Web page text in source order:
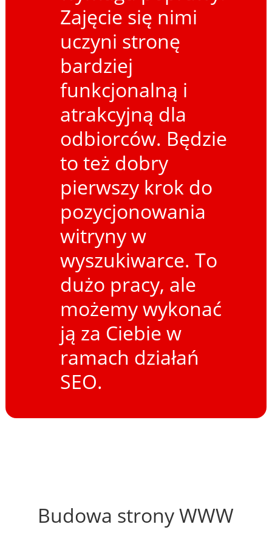
Zajęcie się nimi
uczyni stronę
bardziej
funkcjonalną i
atrakcyjną dla
odbiorców. Będzie
to też dobry
pierwszy krok do
pozycjonowania
witryny w
wyszukiwarce. To
dużo pracy, ale
możemy wykonać
ją za Ciebie w
ramach działań
SEO.
Budowa strony WWW